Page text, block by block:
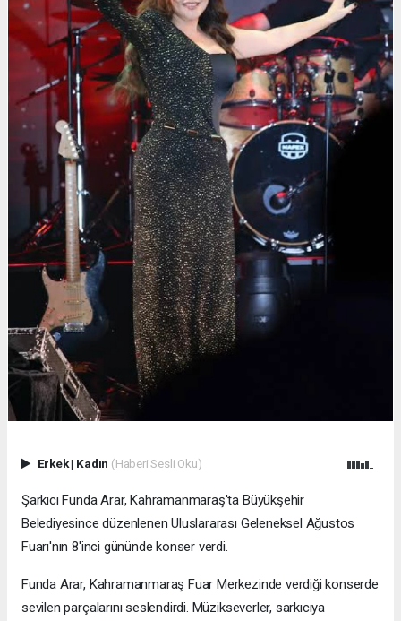
Erkek| Kadın (Haberi Sesli Oku)
Şarkıcı Funda Arar, Kahramanmaraş'ta Büyükşehir
Belediyesince düzenlenen Uluslararası Geleneksel Ağustos
Fuarı'nın 8'inci gününde konser verdi.
Funda Arar, Kahramanmaraş Fuar Merkezinde verdiği konserde
sevilen parçalarını seslendirdi. Müzikseverler, sarkıcıya